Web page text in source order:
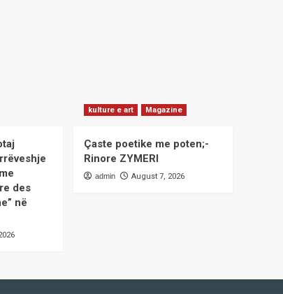
des
në
kulture e art Magazine
Çaste poetike me poten;-
Rinore ZYMERI
admin August 7, 2026